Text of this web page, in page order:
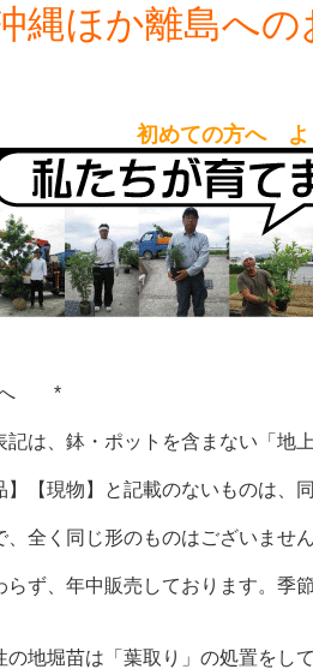
縄ほか離島へ
初めての方へ よ
*
は、鉢・ポットを含まない「地上
【現物】と記載のないものは、
全く同じ形のものはございませ
ず、年中販売しております。季
地堀苗は「葉取り」の処置をし